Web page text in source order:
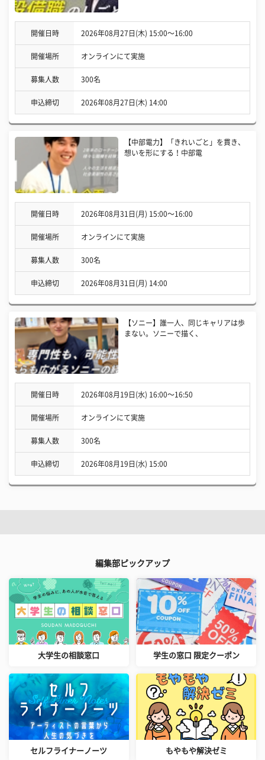
開催日時 2026年08月27日(木) 15:00〜16:00
開催場所 オンラインにて実施
募集人数 300名
申込締切 2026年08月27日(木) 14:00
【中部電力】「きれいごと」を貫き、
想いを形にする！中部電
開催日時 2026年08月31日(月) 15:00〜16:00
開催場所 オンラインにて実施
募集人数 300名
申込締切 2026年08月31日(月) 14:00
【ソニー】誰一人、同じキャリアは歩
まない。ソニーで描く、
開催日時 2026年08月19日(水) 16:00〜16:50
開催場所 オンラインにて実施
募集人数 300名
申込締切 2026年08月19日(水) 15:00
編集部ピックアップ
大学生の相談窓口 学生の窓口 限定クーポン
セルフライナーノーツ もやもや解決ゼミ